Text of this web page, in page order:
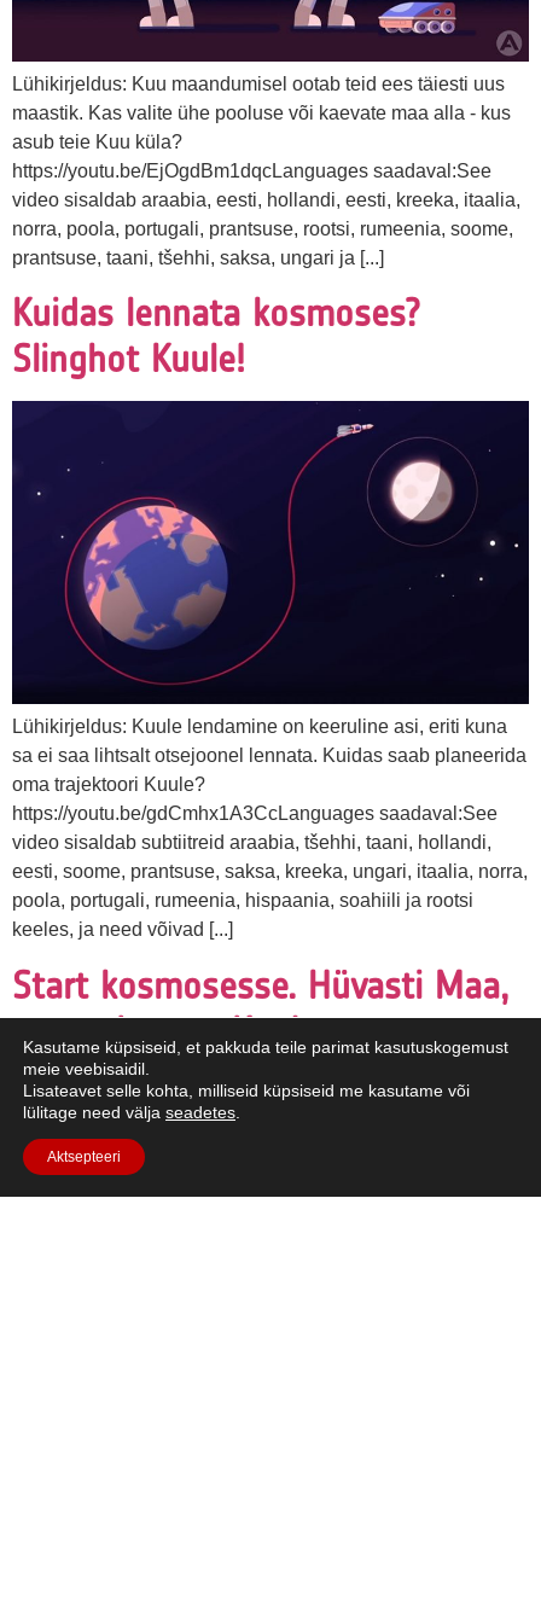
Lühikirjeldus: Kuu maandumisel ootab teid ees täiesti uus
maastik. Kas valite ühe pooluse või kaevate maa alla - kus
asub teie Kuu küla?
https://youtu.be/EjOgdBm1dqcLanguages saadaval:See
video sisaldab araabia, eesti, hollandi, eesti, kreeka, itaalia,
norra, poola, portugali, prantsuse, rootsi, rumeenia, soome,
prantsuse, taani, tšehhi, saksa, ungari ja [...]
Kuidas lennata kosmoses?
Slinghot Kuule!
Lühikirjeldus: Kuule lendamine on keeruline asi, eriti kuna
sa ei saa lihtsalt otsejoonel lennata. Kuidas saab planeerida
oma trajektoori Kuule?
https://youtu.be/gdCmhx1A3CcLanguages saadaval:See
video sisaldab subtiitreid araabia, tšehhi, taani, hollandi,
eesti, soome, prantsuse, saksa, kreeka, ungari, itaalia, norra,
poola, portugali, rumeenia, hispaania, soahiili ja rootsi
keeles, ja need võivad [...]
Start kosmosesse. Hüvasti Maa,
tere tulemast Kuu!
Kasutame küpsiseid, et pakkuda teile parimat kasutuskogemust
meie veebisaidil.
Lisateavet selle kohta, milliseid küpsiseid me kasutame või
lülitage need välja seadetes
Aktsepteeri